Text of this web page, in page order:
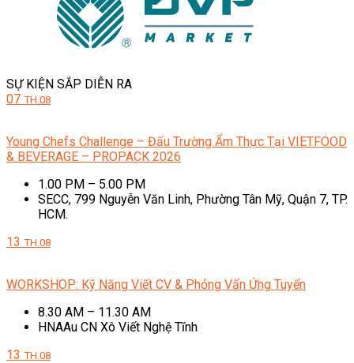
SỰ KIỆN SẮP DIỄN RA
07 TH.08
Young Chefs Challenge – Đấu Trường Ẩm Thực Tại VIETFOOD
& BEVERAGE – PROPACK 2026
1.00 PM – 5.00 PM
SECC, 799 Nguyễn Văn Linh, Phường Tân Mỹ, Quận 7, TP.
HCM.
13 TH.08
WORKSHOP: Kỹ Năng Viết CV & Phỏng Vấn Ứng Tuyển
8.30 AM – 11.30 AM
HNAAu CN Xô Viết Nghệ Tĩnh
13 TH.08